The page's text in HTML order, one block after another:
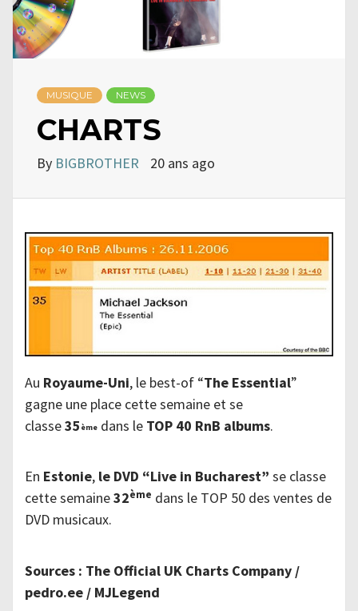
MUSIQUE NEWS
CHARTS
By BIGBROTHER 20 ans ago
Au Royaume-Uni, le best-of “The Essential”
gagne une place cette semaine et se
classe35 ème dans le TOP 40 RnB albums.
En Estonie, le DVD “Live in Bucharest” se classe
cette semaine32ème dans le TOP 50 des ventes de
DVD musicaux.
Sources : The Official UK Charts Company /
pedro.ee / MJLegend